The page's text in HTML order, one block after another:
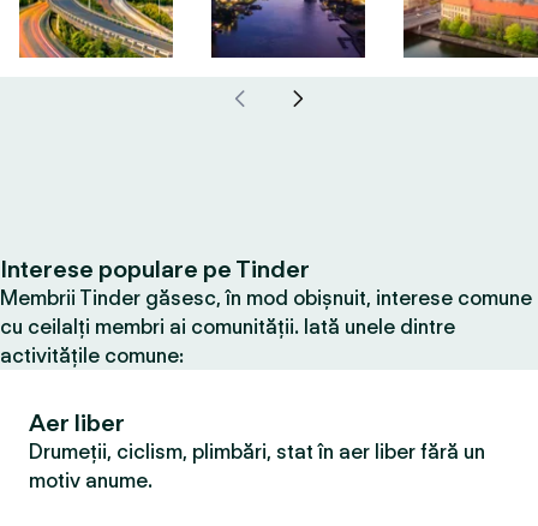
Interese populare pe Tinder
Membrii Tinder găsesc, în mod obișnuit, interese comune
cu ceilalți membri ai comunității. Iată unele dintre
activitățile comune:
Aer liber
Drumeții, ciclism, plimbări, stat în aer liber fără un
motiv anume.